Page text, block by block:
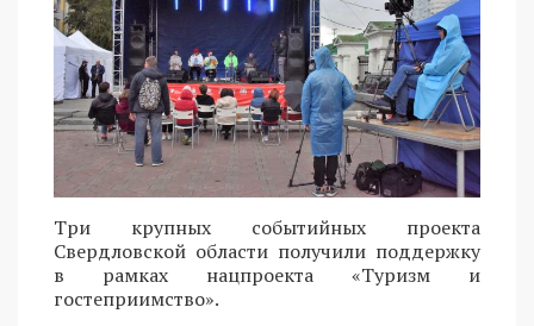
Три крупных событийных проекта
Свердловской области получили поддержку
в рамках нацпроекта «Туризм и
гостеприимство».